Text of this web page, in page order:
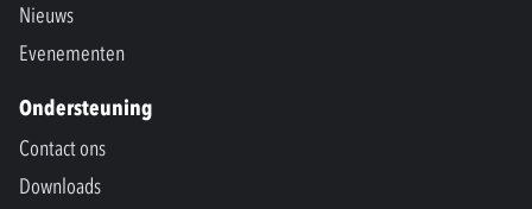
Nieuws
Evenementen
Ondersteuning
Contact ons
Downloads